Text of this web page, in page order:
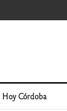
Hoy Córdoba